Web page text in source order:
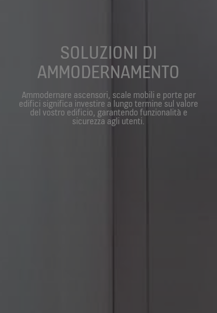
SOLUZIONI DI
AMMODERNAMENTO
Ammodernare ascensori, scale mobili e porte per
edifici significa investire a lungo termine sul valore
del vostro edificio, garantendo funzionalità e
sicurezza agli utenti.